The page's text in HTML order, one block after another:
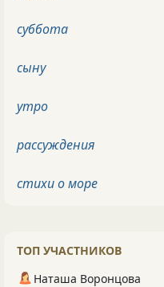
суббота
сыну
утро
рассуждения
стихи о море
ТОП УЧАСТНИКОВ
Наташа Воронцова